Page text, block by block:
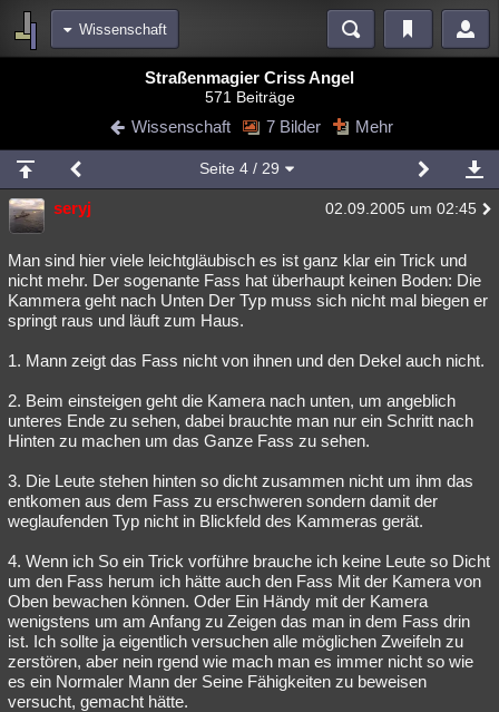
Wissenschaft
Blogs Videos
Chat Wiki Neuigkeiten
meine Rubriken
Menschen Mystery Kriminalfälle
Spiritualität Verschwörungen Technologie Ufologie
Natur Umfragen Unterhaltung
weitere Rubriken
Philosophie Träume Orte Esoterik Literatur
Astronomie Helpdesk Gruppen Gaming Filme
Übersichten
Besucht Teilgenommen Alle Neue Geschlossen
Lesenswert Schlüsselwörter
Straßenmagier Criss Angel
571 Beiträge
Wissenschaft 7 Bilder Mehr
Seite 4/ 29
seryj 02.09.2005 um 02:45
Man sind hier viele leichtgläubisch es ist ganz klar ein Trick und
nicht mehr. Der sogenante Fass hat überhaupt keinen Boden: Die
Kammera geht nach Unten Der Typ muss sich nicht mal biegen er
springt raus und läuft zum Haus.
1. Mann zeigt das Fass nicht von ihnen und den Dekel auch nicht.
2. Beim einsteigen geht die Kamera nach unten, um angeblich
unteres Ende zu sehen, dabei brauchte man nur ein Schritt nach
Hinten zu machen um das Ganze Fass zu sehen.
3. Die Leute stehen hinten so dicht zusammen nicht um ihm das
entkomen aus dem Fass zu erschweren sondern damit der
weglaufenden Typ nicht in Blickfeld des Kammeras gerät.
4. Wenn ich So ein Trick vorführe brauche ich keine Leute so Dicht
um den Fass herum ich hätte auch den Fass Mit der Kamera von
Oben bewachen können. Oder Ein Händy mit der Kamera
wenigstens um am Anfang zu Zeigen das man in dem Fass drin
ist. Ich sollte ja eigentlich versuchen alle möglichen Zweifeln zu
zerstören, aber nein rgend wie mach man es immer nicht so wie
es ein Normaler Mann der Seine Fähigkeiten zu beweisen
versucht, gemacht hätte.